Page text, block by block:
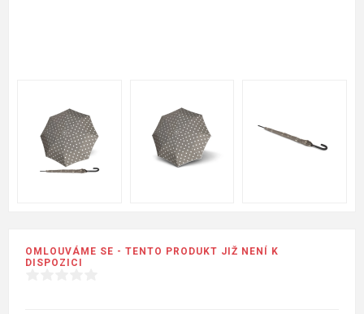
OMLOUVÁME SE - TENTO PRODUKT JIŽ NENÍ K
DISPOZICI